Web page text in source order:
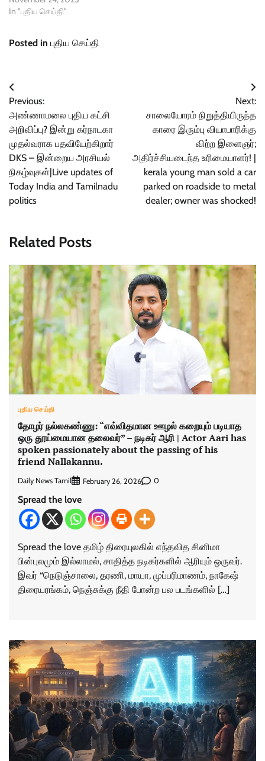
In "புதிய செய்தி"
Posted in புதிய செய்தி
Post
navigation
Previous:
அண்ணாமலை புதிய கட்சி
அறிவிப்பு? இன்று கர்நாடகா
முதல்வராக பதவியேற்கிறார்
DKS – இன்றைய அரசியல்
நிகழ்வுகள்|Live updates of
Today India and Tamilnadu
politics
Next:
சாலையோரம் நிறுத்தியிருந்த
காரை இரும்பு வியாபாரிக்கு
விற்ற இளைஞர்;
அதிர்ச்சியடைந்த உரிமையாளர்! |
kerala young man sold a car
parked on roadside to metal
dealer; owner was shocked!
Related Posts
புதிய செய்தி
தோழர் நல்லகண்ணு: “எவ்விதமான ஊழல் கறையும் படியாத
ஒரு தூய்மையான தலைவர்” – நடிகர் ஆரி | Actor Aari has
spoken passionately about the passing of his
friend Nallakannu.
Daily News Tamil February 26, 2026 0
Spread the love
Spread the love தமிழ் திரையுலகில் எந்தவித சினிமா
பின்புலமும் இல்லாமல், சாதித்த நடிகர்களில் ஆரியும் ஒருவர்.
இவர் “நெடுஞ்சாலை, தரணி, மாயா, முப்பரிமாணம், நாகேஷ்
திரையரங்கம், நெஞ்சுக்கு நீதி போன்ற பல படங்களில் […]